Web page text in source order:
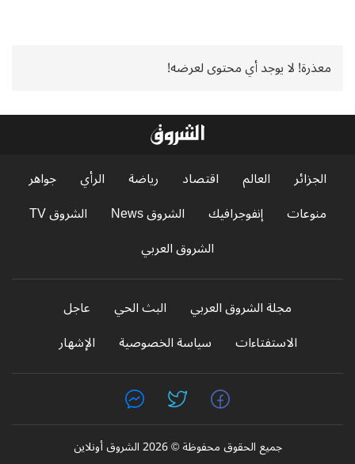
معذرة! لا يوجد أي محتوى لعرضه!
الجزائر العالم اقتصاد رياضة الرأي
جواهر
منوعات
إنفوجرافيك الشروق News
الشروق TV
الشروق العربي
مجلة الشروق العربي البث الحي
عاجل
الاستفتاءات
سياسة الخصوصية الإشهار
جميع الحقوق محفوظة © 2026 الشروق أونلاين